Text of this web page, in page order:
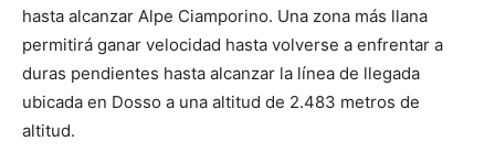
hasta alcanzar Alpe Ciamporino. Una zona más llana
permitirá ganar velocidad hasta volverse a enfrentar a
duras pendientes hasta alcanzar la línea de llegada
ubicada en Dosso a una altitud de 2.483 metros de
altitud.